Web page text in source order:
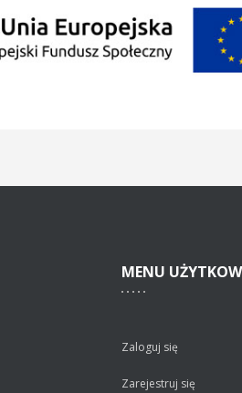
MENU
Zaloguj się
Zarejestruj się